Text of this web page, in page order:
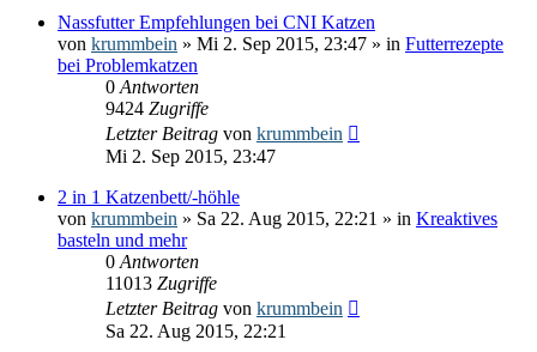
Nassfutter Empfehlungen bei CNI Katzen
von krummbein » Mi 2. Sep 2015, 23:47 » in Futterrezepte
bei Problemkatzen
0 Antworten
9424 Zugriffe
Letzter Beitrag von krummbein
Mi 2. Sep 2015, 23:47
2 in 1 Katzenbett/-höhle
von krummbein » Sa 22. Aug 2015, 22:21 » in Kreaktives
basteln und mehr
0 Antworten
11013 Zugriffe
Letzter Beitrag von krummbein
Sa 22. Aug 2015, 22:21